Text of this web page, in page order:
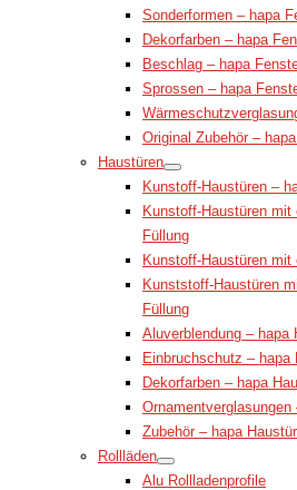
Sonderformen – hapa
Dekorfarben – hapa
Beschlag – hapa
Sprossen – hapa
Original Zubehör –
Haustüren
Kunstoff-Haustüren –
Kunstoff-Haustüren
Füllung
Kunstoff-Haustüren
Kunststoff-Haustüren
Füllung
Aluverblendung – hapa
Einbruchschutz – hapa
Dekorfarben – hapa
Ornamentverglasungen
Zubehör – hapa
Rollläden
Alu Rollladenprofile